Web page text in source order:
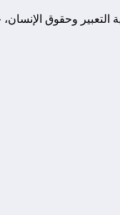
التعبير وحقوق